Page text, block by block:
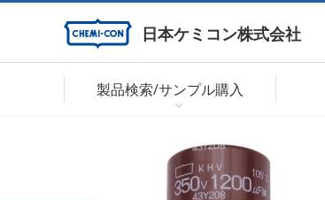
日本ケミコン株式会社
製品検索/サンプル購入